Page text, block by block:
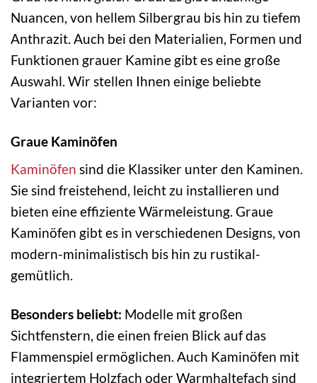
Nuancen, von hellem Silbergrau bis hin zu tiefem
Anthrazit. Auch bei den Materialien, Formen und
Funktionen grauer Kamine gibt es eine große
Auswahl. Wir stellen Ihnen einige beliebte
Varianten vor:
Graue Kaminöfen
Kaminöfen sind die Klassiker unter den Kaminen.
Sie sind freistehend, leicht zu installieren und
bieten eine effiziente Wärmeleistung. Graue
Kaminöfen gibt es in verschiedenen Designs, von
modern-minimalistisch bis hin zu rustikal-
gemütlich.
Besonders beliebt: Modelle mit großen
Sichtfenstern, die einen freien Blick auf das
Flammenspiel ermöglichen. Auch Kaminöfen mit
integriertem Holzfach oder Warmhaltefach sind